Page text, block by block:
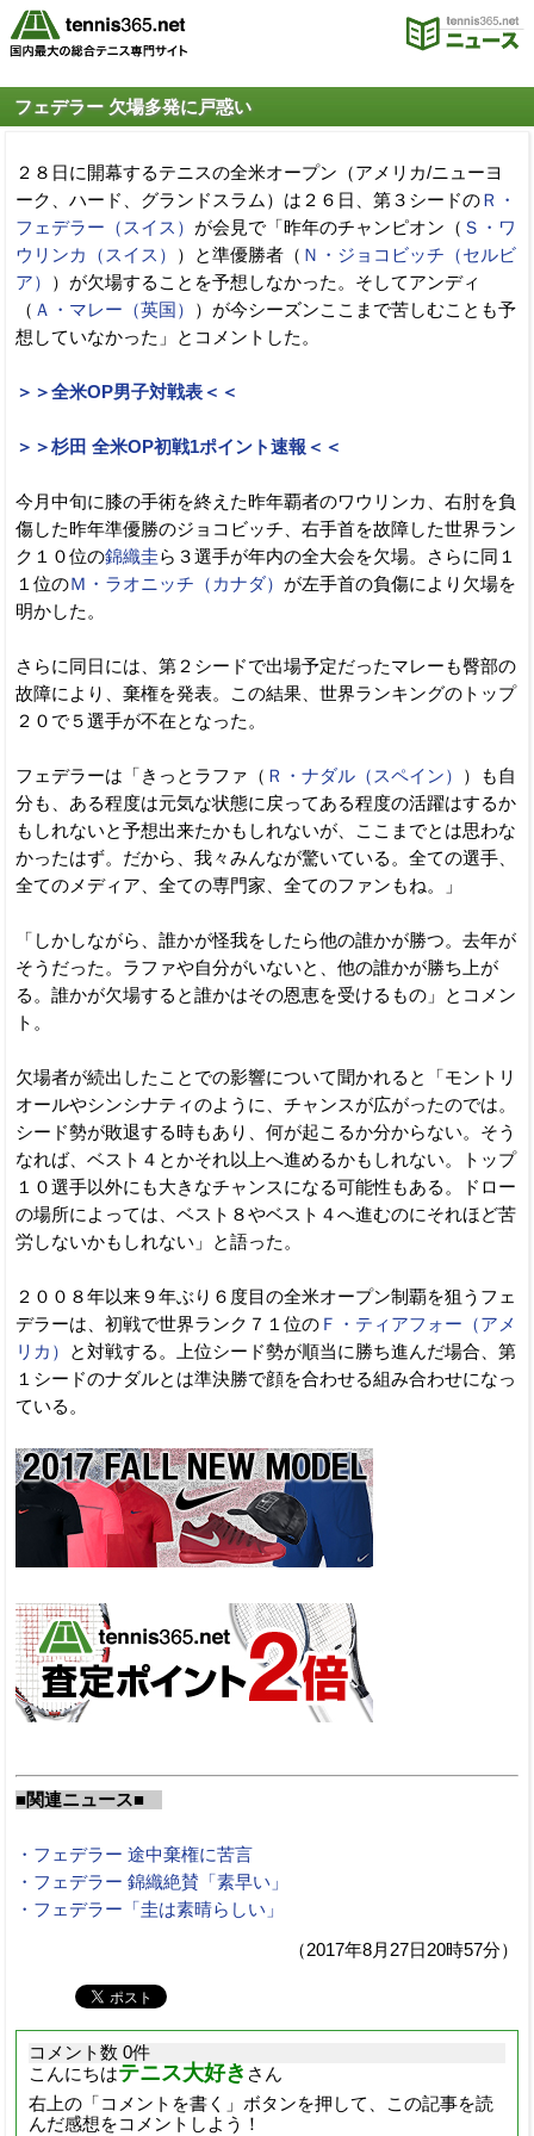
フェデラー 欠場多発に戸惑い
２８日に開幕するテニスの全米オープン（アメリカ/ニューヨ
ーク、ハード、グランドスラム）は２６日、第３シードのＲ・
フェデラー（スイス） が会見で「昨年のチャンピオン（ Ｓ・ワ
ウリンカ（スイス）
）と準優勝者（ Ｎ・ジョコビッチ（セルビ
ア）
）が欠場することを予想しなかった。そしてアンディ
（ Ａ・マレー（英国）
）が今シーズンここまで苦しむことも予
想していなかった」とコメントした。
＞＞全米OP男子対戦表＜＜
＞＞杉田 全米OP初戦1ポイント速報＜＜
今月中旬に膝の手術を終えた昨年覇者のワウリンカ、右肘を負
傷した昨年準優勝のジョコビッチ、右手首を故障した世界ラン
ク１０位の錦織圭ら３選手が年内の全大会を欠場。さらに同１
１位のＭ・ラオニッチ（カナダ） が左手首の負傷により欠場を
明かした。
さらに同日には、第２シードで出場予定だったマレーも臀部の
故障により、棄権を発表。この結果、世界ランキングのトップ
２０で５選手が不在となった。
フェデラーは「きっとラファ（ Ｒ・ナダル（スペイン）
）も自
分も、ある程度は元気な状態に戻ってある程度の活躍はするか
もしれないと予想出来たかもしれないが、ここまでとは思わな
かったはず。だから、我々みんなが驚いている。全ての選手、
全てのメディア、全ての専門家、全てのファンもね。」
「しかしながら、誰かが怪我をしたら他の誰かが勝つ。去年が
そうだった。ラファや自分がいないと、他の誰かが勝ち上が
る。誰かが欠場すると誰かはその恩恵を受けるもの」とコメン
ト。
欠場者が続出したことでの影響について聞かれると「モントリ
オールやシンシナティのように、チャンスが広がったのでは。
シード勢が敗退する時もあり、何が起こるか分からない。そう
なれば、ベスト４とかそれ以上へ進めるかもしれない。トップ
１０選手以外にも大きなチャンスになる可能性もある。ドロー
の場所によっては、ベスト８やベスト４へ進むのにそれほど苦
労しないかもしれない」と語った。
２００８年以来９年ぶり６度目の全米オープン制覇を狙うフェ
デラーは、初戦で世界ランク７１位の Ｆ・ティアフォー（アメ
リカ）
と対戦する。上位シード勢が順当に勝ち進んだ場合、第
１シードのナダルとは準決勝で顔を合わせる組み合わせになっ
ている。
■関連ニュース■
・フェデラー 途中棄権に苦言
・フェデラー 錦織絶賛「素早い」
・フェデラー「圭は素晴らしい」
（2017年8月27日20時57分）
コメント数 0件
こんにちはテニス大好き さん
右上の「コメントを書く」ボタンを押して、この記事を読
んだ感想をコメントしよう！